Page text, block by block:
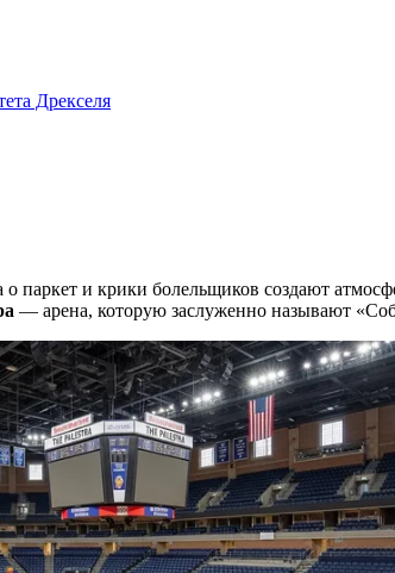
Дрекселя
о паркет и крики болельщиков создают
— арена, которую заслуженно называют